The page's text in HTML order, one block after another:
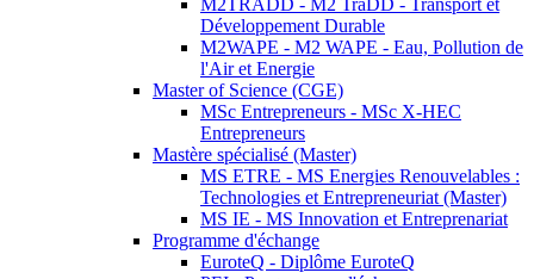
M2TRADD - M2 TraDD - Transport et
Développement Durable
M2WAPE - M2 WAPE - Eau, Pollution de
l'Air et Energie
Master of Science (CGE)
MSc Entrepreneurs - MSc X-HEC
Entrepreneurs
Mastère spécialisé (Master)
MS ETRE - MS Energies Renouvelables :
Technologies et Entrepreneuriat (Master)
MS IE - MS Innovation et Entreprenariat
Programme d'échange
EuroteQ - Diplôme EuroteQ